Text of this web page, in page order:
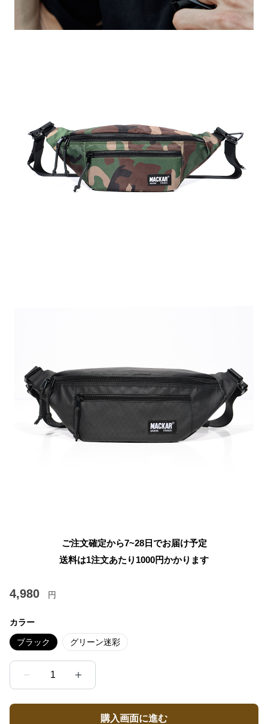
ご注文確定から7~28日でお届け予定
送料は1注文あたり 1000円かかります
4,980 円
カラー
ブラック グリーン迷彩
1
購入画面に進む